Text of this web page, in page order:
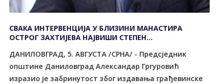
СВАКА ИНТЕРВЕНЦИЈА У БЛИЗИНИ МАНАСТИРА
ОСТРОГ ЗАХТИЈЕВА НАЈВИШИ СТЕПЕН
ДАНИЛОВГРАД, 5. АВГУСТА /СРНА/ - Предсједник
општине Даниловград Александар Гргуровић
изразио је забринутост због издавања грађевинске